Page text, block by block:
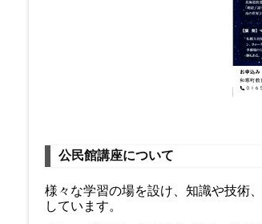
公民館講座について
様々な学習の場を設け、知識や技術
しています。